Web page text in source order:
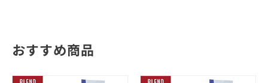
おすすめ商品